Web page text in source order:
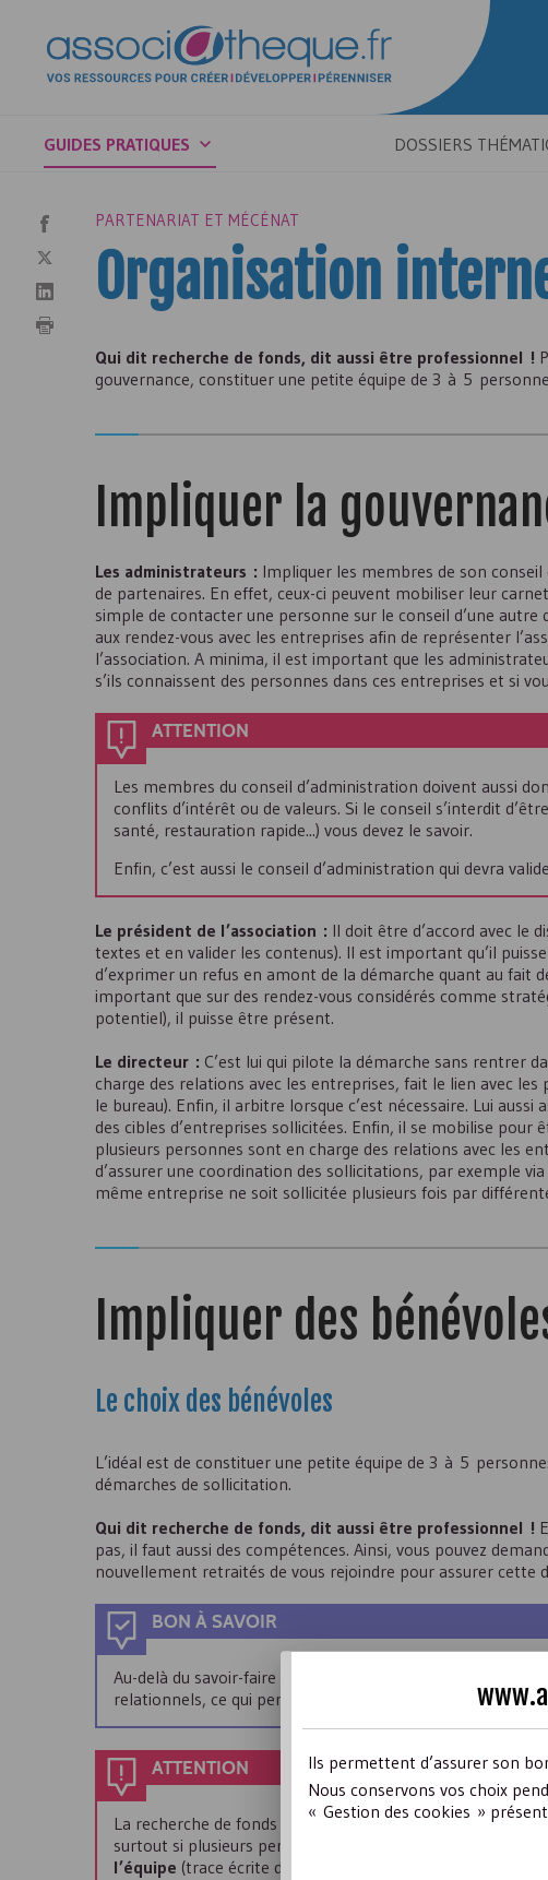
GUIDES PRATIQUES DOSSIERS
PARTENARIAT ET MÉCÉNAT
Organisation
Qui dit recherche de fonds, dit aussi être professionnel !
gouvernance, constituer une petite équipe de 3 à 5
Impliquer la
Les administrateurs : Impliquer les membres de son conseil
de partenaires. En effet, ceux-ci peuvent mobiliser leur
simple de contacter une personne sur le conseil d’une
aux rendez-vous avec les entreprises afin de représenter
l’association. A minima, il est important que les
s’ils connaissent des personnes dans ces entreprises et si
ATTENTION
Les membres du conseil d’administration doivent aussi
conflits d’intérêt ou de valeurs. Si le conseil s’interdit
santé, restauration rapide...) vous devez le savoir.
Enfin, c’est aussi le conseil d’administration qui devra
Le président de l’association : Il doit être d’accord avec le
textes et en valider les contenus). Il est important qu’il
d’exprimer un refus en amont de la démarche quant au fait
important que sur des rendez-vous considérés comme
potentiel), il puisse être présent.
Le directeur : C’est lui qui pilote la démarche sans rentrer
charge des relations avec les entreprises, fait le lien avec
le bureau). Enfin, il arbitre lorsque c’est nécessaire. Lui
des cibles d’entreprises sollicitées. Enfin, il se mobilise
plusieurs personnes sont en charge des relations avec les
d’assurer une coordination des sollicitations, par exemple
même entreprise ne soit sollicitée plusieurs fois par
Impliquer des
Le choix des bénévoles
L’idéal est de constituer une petite équipe de 3 à 5
démarches de sollicitation.
Qui dit recherche de fonds, dit aussi être professionnel !
pas, il faut aussi des compétences. Ainsi, vous pouvez
nouvellement retraités de vous rejoindre pour assurer cette
BON À SAVOIR
Au-delà du savoir-faire qu’ils apporteront, ils auront aussi
relationnels, ce qui permettra de faciliter la prise de
ATTENTION
La recherche de fonds auprès d’entreprises demande
surtout si plusieurs personnes se partagent la tâche.
l’équipe (trace écrite des appels, notes des échanges,
Ils permettent d’assurer son
Nous conservons vos choix
« Gestion des cookies »